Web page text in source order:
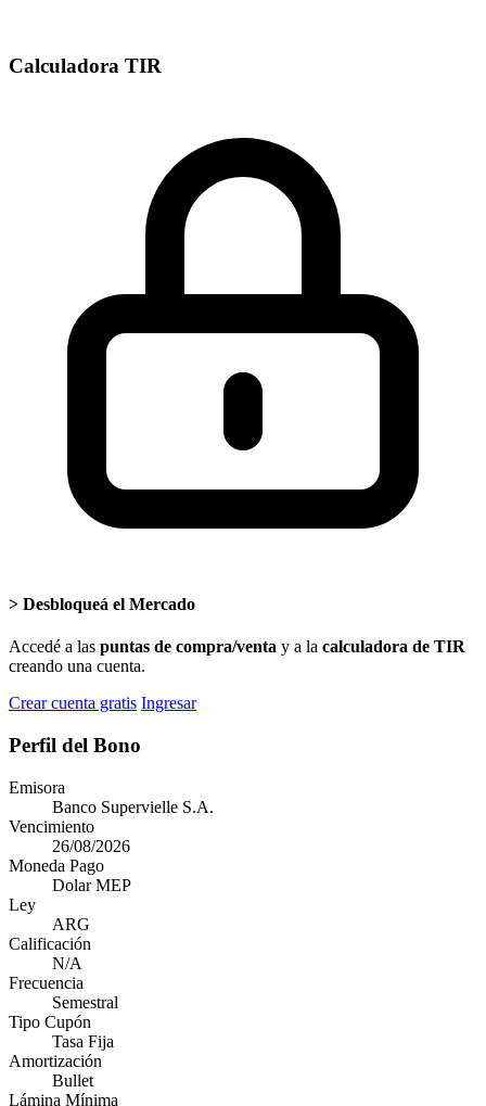
Calculadora TIR
> Desbloqueá el Mercado
Accedé a las puntas de compra/venta y a la calculadora de TIR
creando una cuenta.
Crear cuenta gratis Ingresar
Perfil del Bono
Emisora
Banco Supervielle S.A.
Vencimiento
26/08/2026
Moneda Pago
Dolar MEP
Ley
ARG
Calificación
N/A
Frecuencia
Semestral
Tipo Cupón
Tasa Fija
Amortización
Bullet
Lámina Mínima